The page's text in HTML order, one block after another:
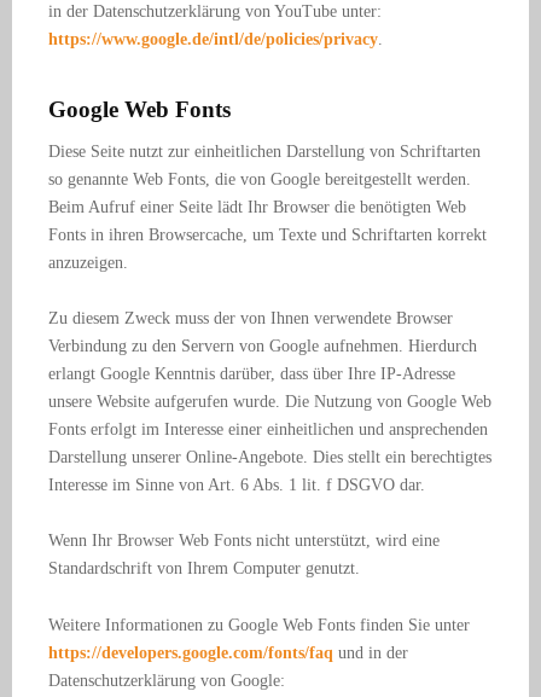
in der Datenschutzerklärung von YouTube unter:
https://www.google.de/intl/de/policies/privacy
Google Web Fonts
Diese Seite nutzt zur einheitlichen Darstellung von Schriftarten
so genannte Web Fonts, die von Google bereitgestellt werden.
Beim Aufruf einer Seite lädt Ihr Browser die benötigten Web
Fonts in ihren Browsercache, um Texte und Schriftarten korrekt
anzuzeigen.
Zu diesem Zweck muss der von Ihnen verwendete Browser
Verbindung zu den Servern von Google aufnehmen. Hierdurch
erlangt Google Kenntnis darüber, dass über Ihre IP-Adresse
unsere Website aufgerufen wurde. Die Nutzung von Google Web
Fonts erfolgt im Interesse einer einheitlichen und ansprechenden
Darstellung unserer Online-Angebote. Dies stellt ein berechtigtes
Interesse im Sinne von Art. 6 Abs. 1 lit. f DSGVO dar.
Wenn Ihr Browser Web Fonts nicht unterstützt, wird eine
Standardschrift von Ihrem Computer genutzt.
Weitere Informationen zu Google Web Fonts finden Sie unter
https://developers.google.com/fonts/faq und in der
Datenschutzerklärung von Google: